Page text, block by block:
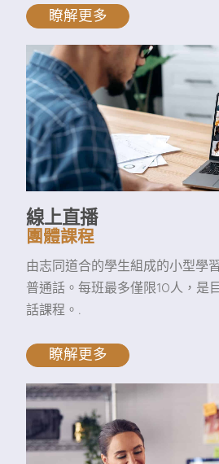
瞭解更多
線上直播
團體課程
由志同道合的學生組成的小型學
普通話。每班最多僅限10人，是
話課程。.
瞭解更多